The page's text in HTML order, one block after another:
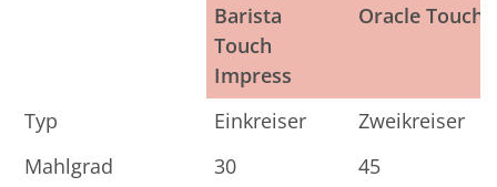
Barista
Touch
Impress
Oracle Touch
Barista
Impress
Oracle Touch
Typ Einkreiser
Zweikreiser
Mahlgrad
30
45